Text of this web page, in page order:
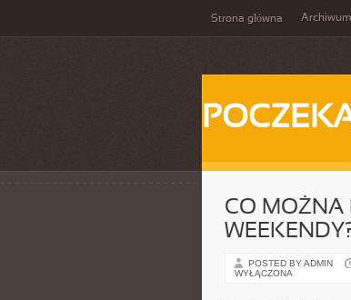
Strona główna Archiwum
CO MOŻNA
POSTED BY ADMIN
WYŁĄCZONA